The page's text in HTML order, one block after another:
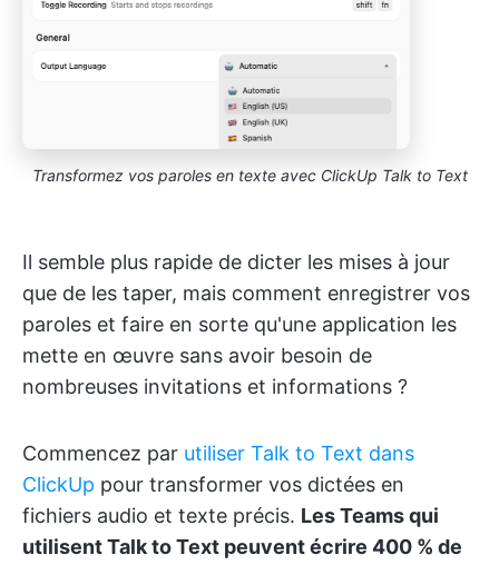
Transformez vos paroles en texte avec ClickUp Talk to Text
Il semble plus rapide de dicter les mises à jour
que de les taper, mais comment enregistrer vos
paroles et faire en sorte qu'une application les
mette en œuvre sans avoir besoin de
nombreuses invitations et informations ?
Commencez par utiliser Talk to Text dans
ClickUp pour transformer vos dictées en
fichiers audio et texte précis. Les Teams qui
utilisent Talk to Text peuvent écrire 400 % de